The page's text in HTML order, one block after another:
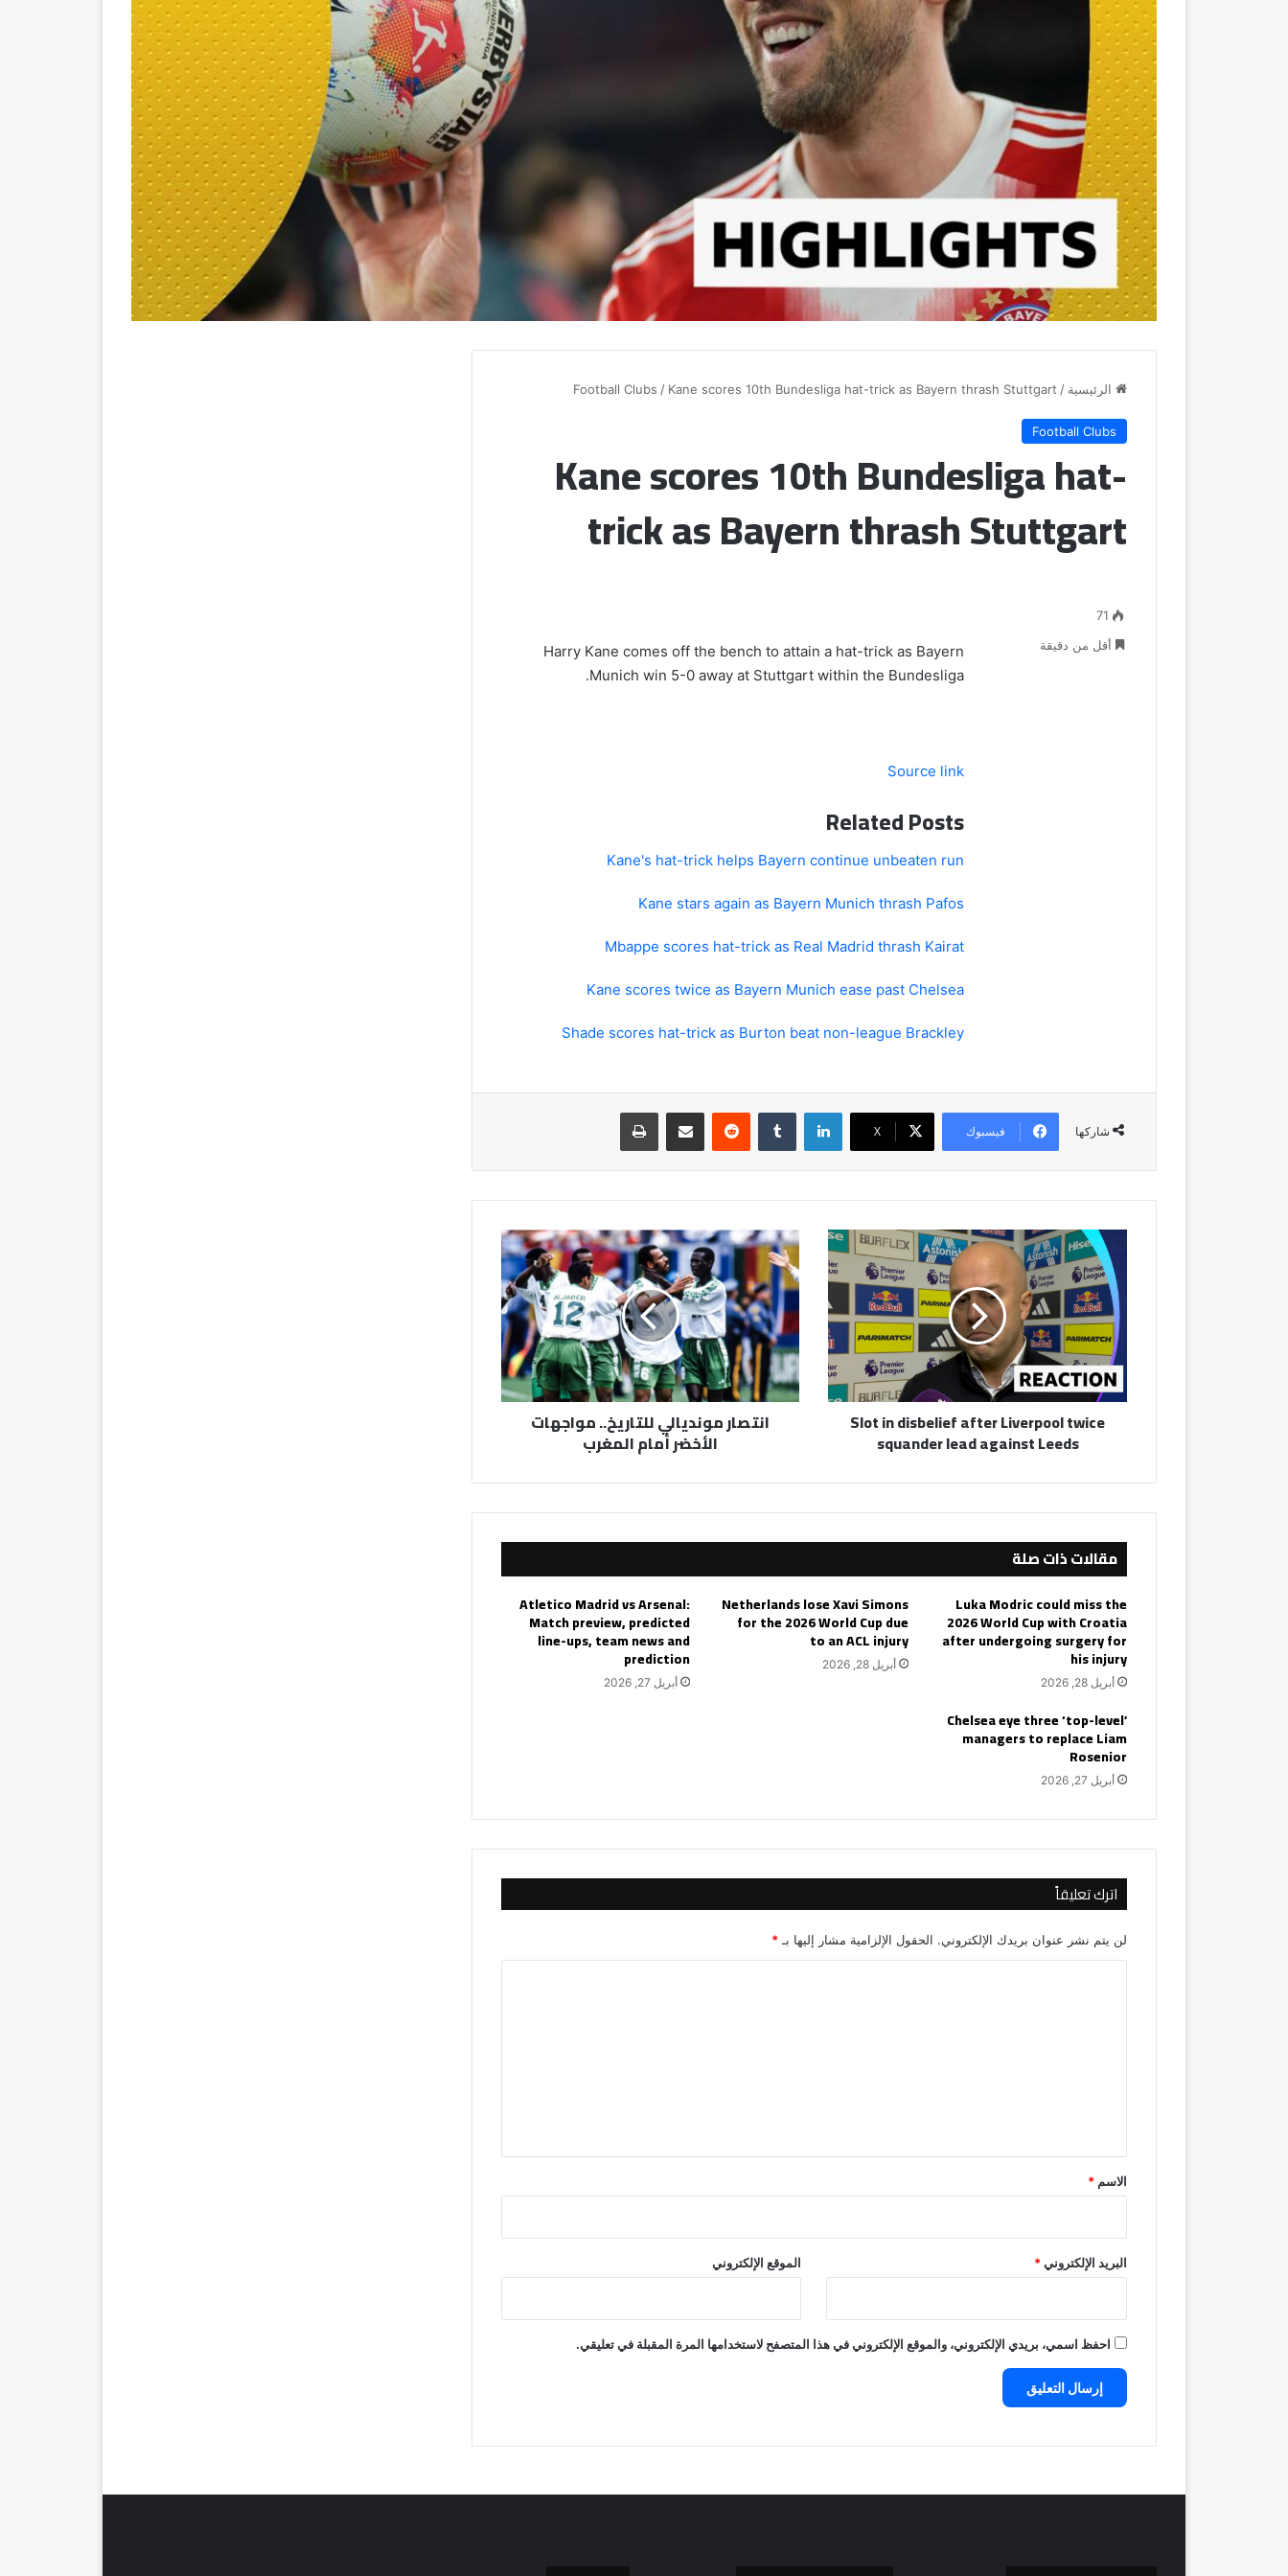
الرئيسية /
Football Clubs / Kane scores 10th Bundesliga hat-trick as Bayern thrash Stuttgart
Football Clubs
Kane scores 10th Bundesliga hat-
trick as Bayern thrash Stuttgart
Harry Kane comes off the bench to attain a hat-trick as Bayern
Munich win 5-0 away at Stuttgart within the Bundesliga.
Source link
Related Posts
Kane's hat-trick helps Bayern continue unbeaten run
Kane stars again as Bayern Munich thrash Pafos
Mbappe scores hat-trick as Real Madrid thrash Kairat
Kane scores twice as Bayern Munich ease past Chelsea
Shade scores hat-trick as Burton beat non-league Brackley
71
أقل من دقيقة
شاركها فيسبوك ‫X
لينكدإن مشاركة عبر البريد طباعة
disbelief
after
Liverpool
twice
squander
lead
against
Leeds
Slot in disbelief after Liverpool twice
squander lead against Leeds
انتصار
مونديالي
للتاريخ..
مواجهات
الأخضر
أمام
المغرب
انتصار مونديالي للتاريخ.. مواجهات
الأخضر أمام المغرب
مقالات ذات صلة
Luka Modric could miss the
2026 World Cup with Croatia
after undergoing surgery for
his injury
أبريل 28, 2026
Netherlands lose Xavi Simons
for the 2026 World Cup due
to an ACL injury
أبريل 28, 2026
Atletico Madrid vs Arsenal:
Match preview, predicted
line-ups, team news and
prediction
أبريل 27, 2026
Chelsea eye three ‘top-level’
managers to replace Liam
Rosenior
أبريل 27, 2026
اترك تعليقاً
لن يتم نشر عنوان بريدك الإلكتروني. الحقول الإلزامية مشار إليها بـ*
*
الاسم *
البريد الإلكتروني* الموقع الإلكتروني
احفظ اسمي، بريدي الإلكتروني، والموقع الإلكتروني في هذا المتصفح لاستخدامها المرة المقبلة في تعليقي.